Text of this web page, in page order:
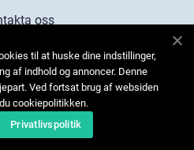
oss
til at huske dine indstillinger,
af indhold og annoncer. Denne
Ved fortsat brug af websiden
cookiepolitikken.
Privatlivspolitik